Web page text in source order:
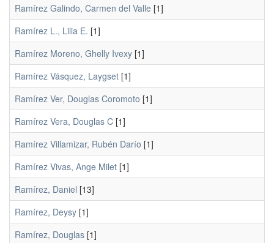
Ramírez Galindo, Carmen del Valle [1]
Ramírez L., Lilia E. [1]
Ramírez Moreno, Ghelly Ivexy [1]
Ramírez Vásquez, Laygset [1]
Ramírez Ver, Douglas Coromoto [1]
Ramírez Vera, Douglas C [1]
Ramírez Villamizar, Rubén Darío [1]
Ramírez Vivas, Ange Milet [1]
Ramírez, Daniel [13]
Ramírez, Deysy [1]
Ramírez, Douglas [1]